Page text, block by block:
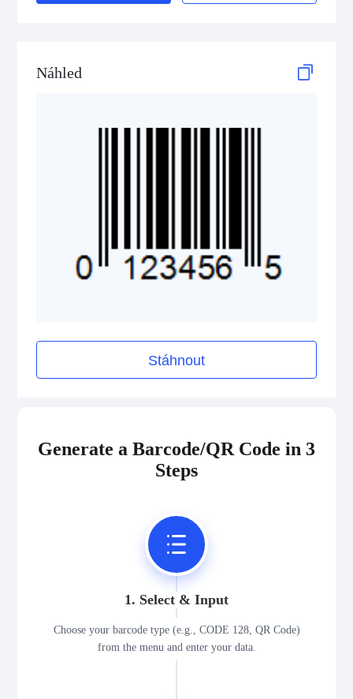
Náhled
Stáhnout
Generate a Barcode/QR Code in 3
Steps
1. Select & Input
Choose your barcode type (e.g., CODE 128, QR Code)
from the menu and enter your data.